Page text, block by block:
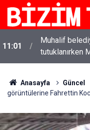
11:01
Muhalif
tutuklanırken
Anasayfa Güncel
görüntülerine Fahrettin